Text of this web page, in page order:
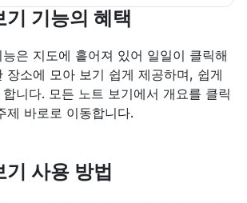
기 기능의 혜택
은 지도에 흩어져 있어 일일이 클릭해
장소에 모아 보기 쉽게 제공하며, 쉽게
니다. 모든 노트 보기에서 개요를 클릭
제 바로로 이동합니다.
사용 방법